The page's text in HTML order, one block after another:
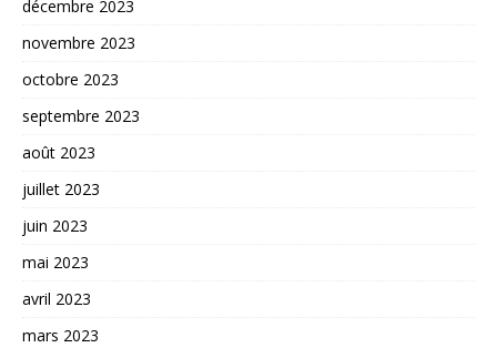
décembre 2023
novembre 2023
octobre 2023
septembre 2023
août 2023
juillet 2023
juin 2023
mai 2023
avril 2023
mars 2023